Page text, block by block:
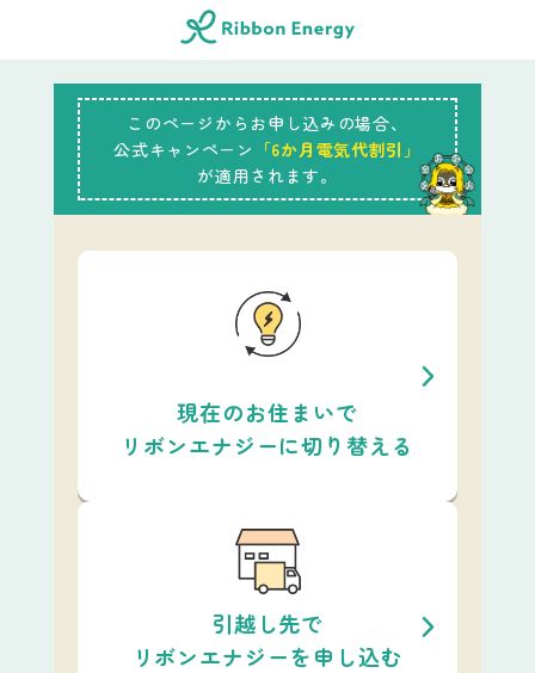
このページからお申し込みの場合、
公式キャンペーン 「6か月電気代割引」
が適用されます。
現在のお住まいで
リボンエナジーに切り替える
引越し先で
リボンエナジーを申し込む